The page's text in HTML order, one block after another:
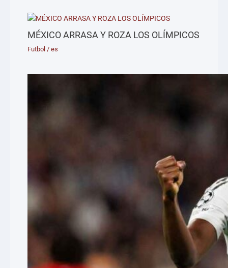
MÉXICO ARRASA Y ROZA LOS OLÍMPICOS
Futbol /es